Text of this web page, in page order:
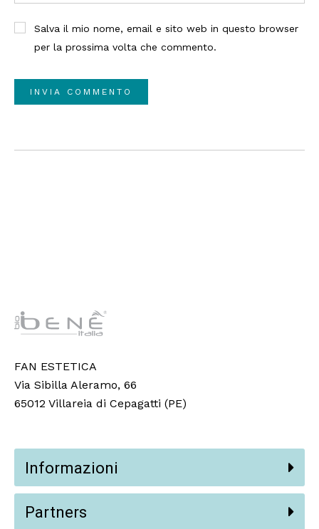
Salva il mio nome, email e sito web in questo browser
per la prossima volta che commento.
FAN ESTETICA
Via Sibilla Aleramo, 66
65012 Villareia di Cepagatti (PE)
Informazioni
Partners